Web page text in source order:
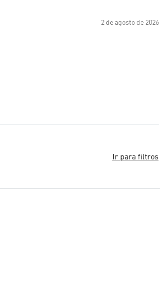
2 de agosto de 2026
Ir para filtros